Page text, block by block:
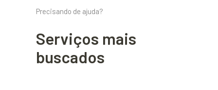
Precisando de ajuda?
Serviços mais
buscados